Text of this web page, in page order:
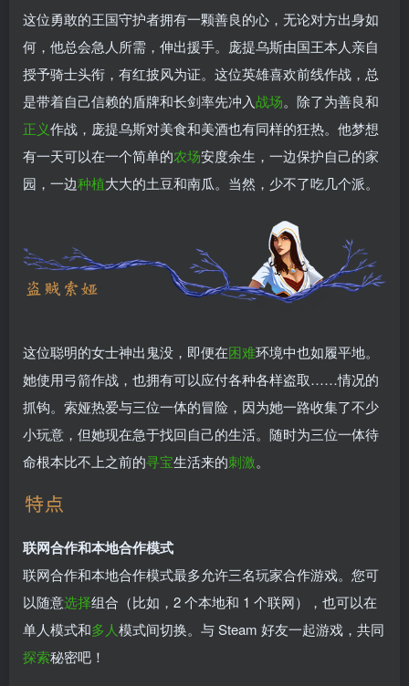
这位勇敢的王国守护者拥有一颗善良的心，无论对方出身如
何，他总会急人所需，伸出援手。庞提乌斯由国王本人亲自
授予骑士头衔，有红披风为证。这位英雄喜欢前线作战，总
是带着自己信赖的盾牌和长剑率先冲入战场。除了为善良和
正义作战，庞提乌斯对美食和美酒也有同样的狂热。他梦想
有一天可以在一个简单的农场安度余生，一边保护自己的家
园，一边种植大大的土豆和南瓜。当然，少不了吃几个派。
这位聪明的女士神出鬼没，即便在困难环境中也如履平地。
她使用弓箭作战，也拥有可以应付各种各样盗取……情况的
抓钩。索娅热爱与三位一体的冒险，因为她一路收集了不少
小玩意，但她现在急于找回自己的生活。随时为三位一体待
命根本比不上之前的寻宝生活来的刺激。
联网合作和本地合作模式
联网合作和本地合作模式最多允许三名玩家合作游戏。您可
以随意选择组合（比如，2 个本地和 1 个联网），也可以在
单人模式和多人模式间切换。与 Steam 好友一起游戏，共同
探索秘密吧！